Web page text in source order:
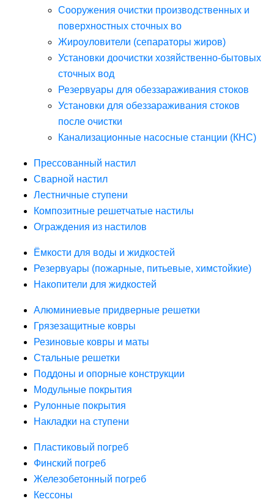
Сооружения очистки производственных и
поверхностных сточных во
Жироуловители (сепараторы жиров)
Установки доочистки хозяйственно-бытовых
сточных вод
Резервуары для обеззараживания стоков
Установки для обеззараживания стоков
после очистки
Канализационные насосные станции (КНС)
Прессованный настил
Сварной настил
Лестничные ступени
Композитные решетчатые настилы
Ограждения из настилов
Ёмкости для воды и жидкостей
Резервуары (пожарные, питьевые, химстойкие)
Накопители для жидкостей
Алюминиевые придверные решетки
Грязезащитные ковры
Резиновые ковры и маты
Стальные решетки
Поддоны и опорные конструкции
Модульные покрытия
Рулонные покрытия
Накладки на ступени
Пластиковый погреб
Финский погреб
Железобетонный погреб
Кессоны